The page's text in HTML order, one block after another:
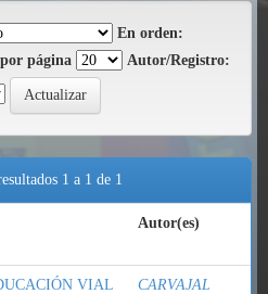
En orden:
página
Autor/Registro:
1 a 1 de 1
Autor(es)
VIAL
CARVAJAL